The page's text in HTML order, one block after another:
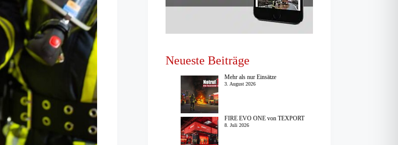
Neueste Beiträge
Mehr als nur Einsätze
3. August 2026
FIRE EVO ONE von TEXPORT
8. Juli 2026